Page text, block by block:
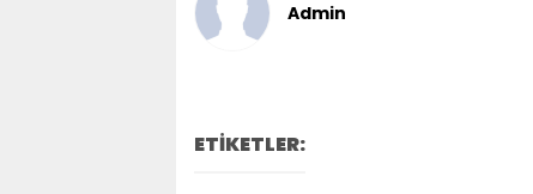
Admin
ETİKETLER: